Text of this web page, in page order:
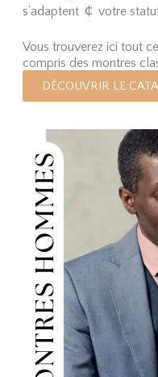
s’adaptent ￠ votre
Vous trouverez ici tout
compris des montres
DÉCOUVRIR LE